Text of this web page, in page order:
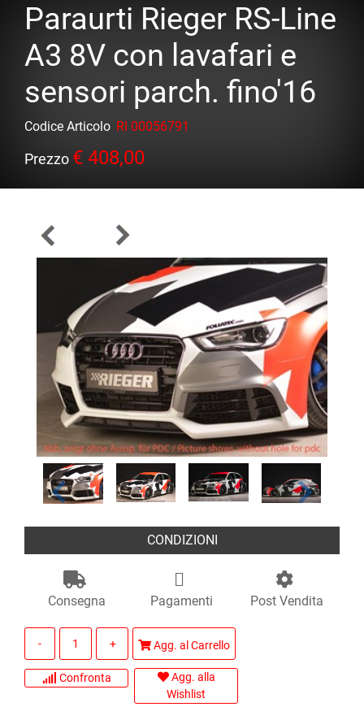
Paraurti Rieger RS-Line
A3 8V con lavafari e
sensori parch. fino'16
Codice Articolo RI 00056791
Prezzo € 408,00
CONDIZIONI
Consegna Pagamenti Post Vendita
Agg. al Carrello
Confronta
Agg. alla
Wishlist